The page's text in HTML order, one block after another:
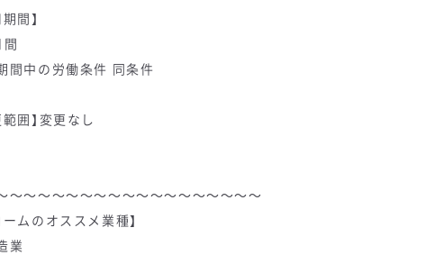
間】
間中の労働条件 同条件
範囲】変更なし
～～～～～～～～～～～～～～～～～～
ームのオススメ業種】
業